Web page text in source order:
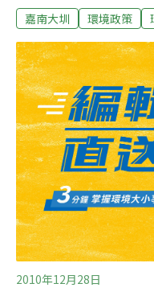
排水線和順工業區河段
以防水患，至於靠近溪
是否有必要拆除原來的
進行評估。志工說，尤
災，也沒溢堤，反而是
底冒出，造成地方淹水
而非一味將河川水溝化
嘉南大圳 環境政策
2010年12月28日